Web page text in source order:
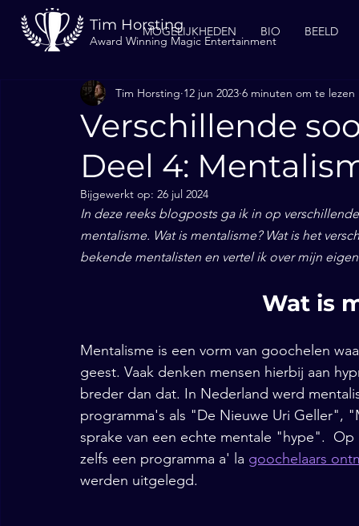
Tim Horsting
Award Winning Magic Entertainment
MOGELIJKHEDEN BIO BEELD
Verschillende
Deel 4:
Tim Horsting 12 jun 2023 6 minuten om te lezen
Bijgewerkt op: 26 jul 2024
In deze reeks blogposts ga ik in op
mentalisme. Wat is mentalisme? Wat is het
bekende mentalisten en vertel ik over mijn
Wat is
Mentalisme is een vorm van goochelen
geest. Vaak denken mensen hierbij aan
breder dan dat. In Nederland werd
programma's als "De Nieuwe Uri Geller",
sprake van een echte mentale "hype".
zelfs een programma a' la goochelaars
werden uitgelegd.